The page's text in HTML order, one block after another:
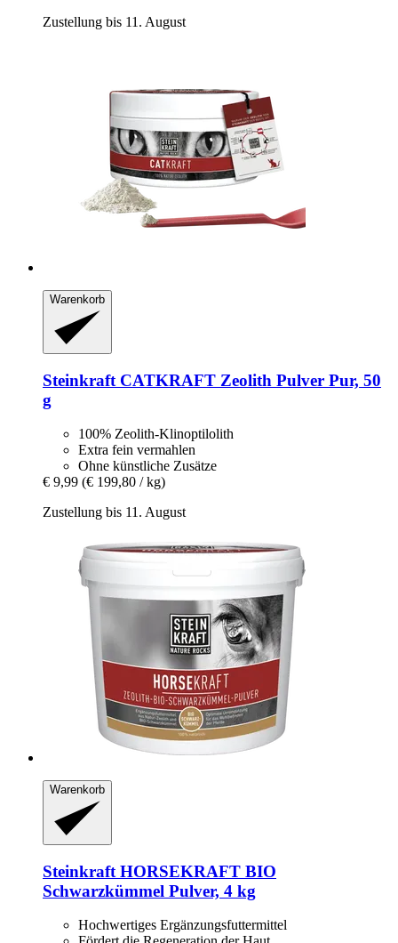
Zustellung bis 11. August
Warenkorb
Steinkraft CATKRAFT Zeolith Pulver Pur, 50
g
100% Zeolith-Klinoptilolith
Extra fein vermahlen
Ohne künstliche Zusätze
€ 9,99 (€ 199,80 / kg)
Zustellung bis 11. August
Warenkorb
Steinkraft HORSEKRAFT BIO
Schwarzkümmel Pulver, 4 kg
Hochwertiges Ergänzungsfuttermittel